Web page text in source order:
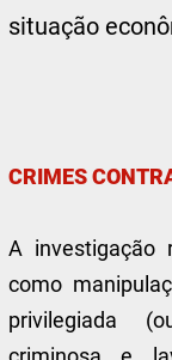
situação
CRIMES
A investigação
como
privilegiada